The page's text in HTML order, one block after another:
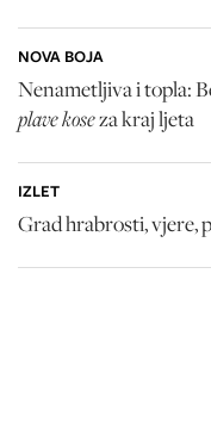
NOVA BOJA
Nenametljiva i topla:
plave koseza kraj ljeta
IZLET
Grad hrabrosti, vjere,